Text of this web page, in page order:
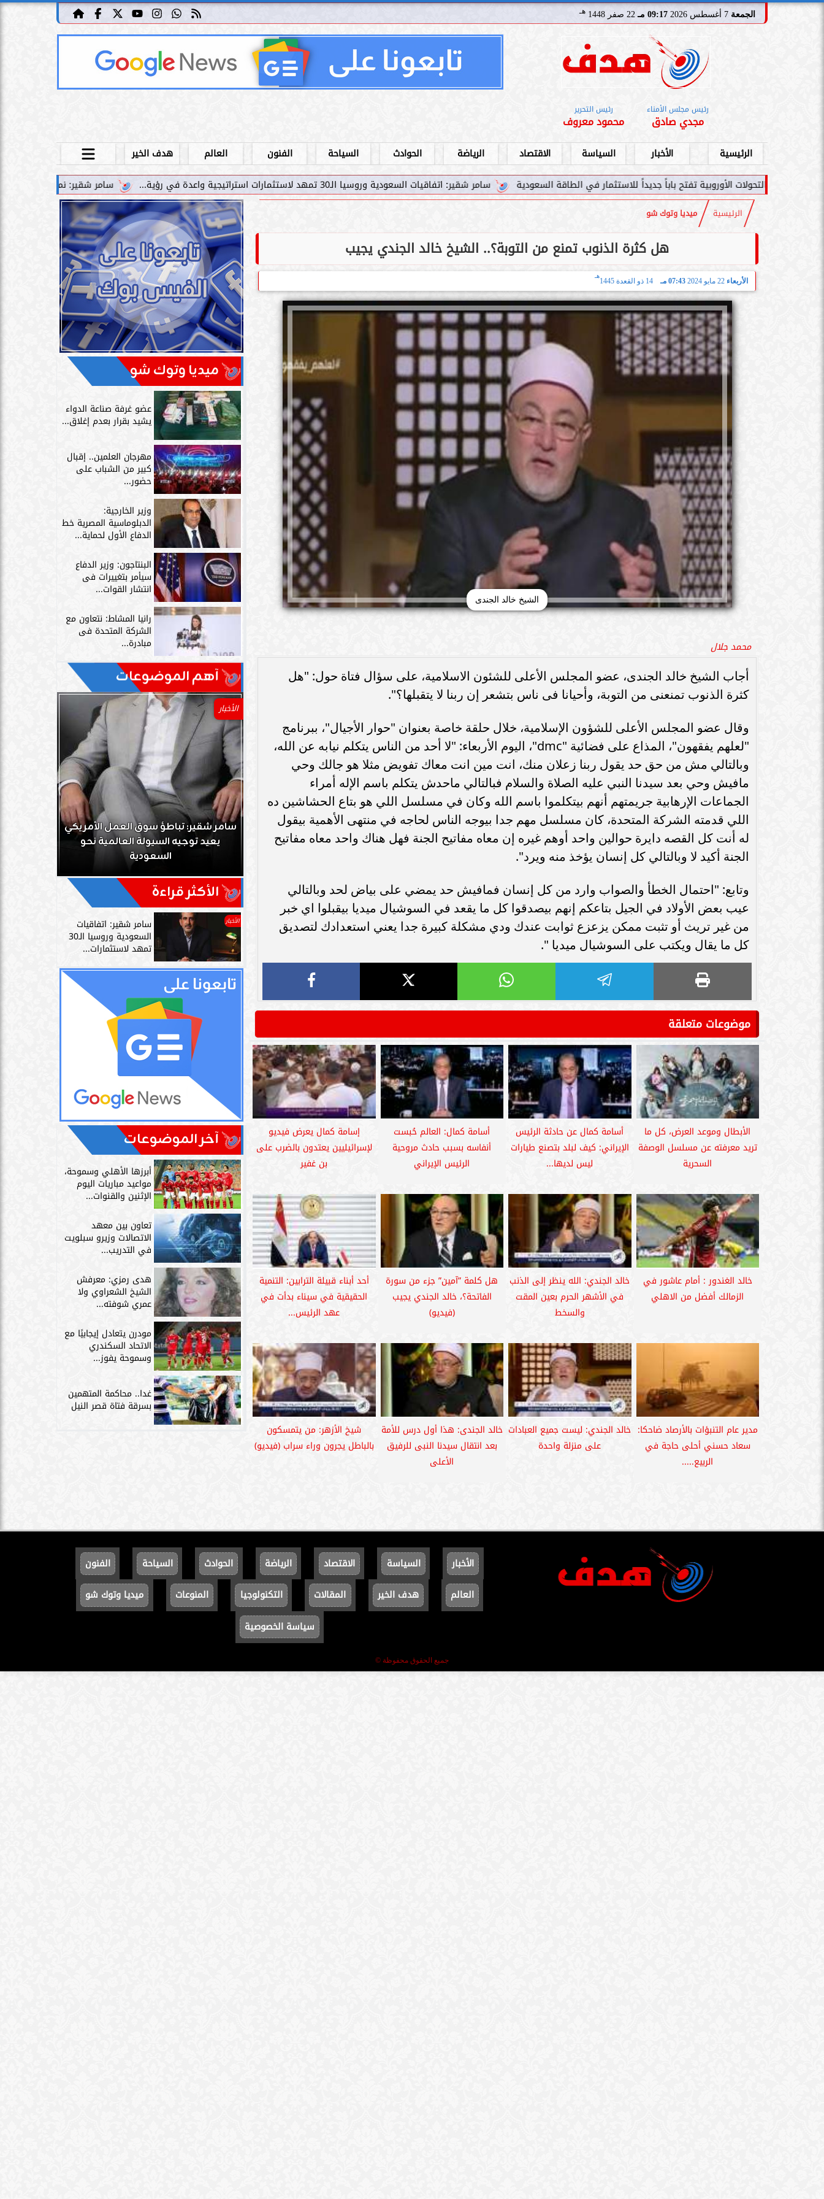
الجمعة 09:17 مـ 22 صفر 1448 هـ
رئيس مجلس الأمناء
مجدي صادق
رئيس التحرير
محمود معروف
الرئيسية الأخبار السياسة الاقتصاد الرياضة الحوادث السياحة الفنون العالم
هدف الخير
سامر شقير: نمو صناديق الاستثمار الخاصة دليل حي
سامر شقير: اتفاقيات السعودية وروسيا الـ30 تمهد لاستثمارات استراتيجية واعدة في رؤية... الأوروبية تفتح باباً جديداً للاستثمار في الطاقة السعودية
الرئيسية ميديا وتوك شو
هل كثرة الذنوب تمنع من التوبة؟.. الشيخ خالد الجندي يجيب
الأربعاء 22 مايو 2024 07:43 مـ 14 ذو القعدة 1445
هـ
الشيخ خالد الجندى
محمد جلال
أجاب الشيخ خالد الجندى، عضو المجلس الأعلى للشئون الاسلامية، على سؤال فتاة حول: "هل
كثرة الذنوب تمنعنى من التوبة، وأحيانا فى ناس بتشعر إن ربنا لا يتقبلها؟".
وقال عضو المجلس الأعلى للشؤون الإسلامية، خلال حلقة خاصة بعنوان "حوار الأجيال"، ببرنامج
"لعلهم يفقهون"، المذاع على فضائية "dmc"، اليوم الأربعاء: "لا أحد من الناس يتكلم نيابه عن الله،
وبالتالي مش من حق حد يقول ربنا زعلان منك، انت مين انت معاك تفويض مثلا هو جالك وحي
مافيش وحي بعد سيدنا النبي عليه الصلاة والسلام فبالتالي ماحدش يتكلم باسم الإله أمراء
الجماعات الإرهابية جريمتهم أنهم بيتكلموا باسم الله وكان في مسلسل اللي هو بتاع الحشاشين ده
اللي قدمته الشركة المتحدة، كان مسلسل مهم جدا بيوجه الناس لحاجه في منتهى الأهمية بيقول
له أنت كل القصه دايرة حوالين واحد أوهم غيره إن معاه مفاتيح الجنة فهل هناك واحد معاه مفاتيح
الجنة أكيد لا وبالتالي كل إنسان يؤخذ منه ويرد".
وتابع: "احتمال الخطأ والصواب وارد من كل إنسان فمافيش حد يمضي على بياض لحد وبالتالي
عيب بعض الأولاد في الجيل بتاعكم إنهم بيصدقوا كل ما يقعد في السوشيال ميديا بيقبلوا اي خبر
من غير تريث أو تثبت ممكن يزعزع ثوابت عندك ودي مشكلة كبيرة جدا يعني استعدادك لتصديق
كل ما يقال ويكتب على السوشيال ميديا ".
موضوعات متعلقة
الأبطال وموعد العرض، كل ما
تريد معرفته عن مسلسل الوصفة
السحرية
أسامة كمال عن حادثة الرئيس
الإيراني: كيف لبلد بتصنع طيارات
ليس لديها...
أسامة كمال: العالم حُبست
أنفاسه بسبب حادث مروحية
الرئيس الإيراني
إسامة كمال يعرض فيديو
لإسرائيليين يعتدون بالضرب على
بن غفير
خالد الغندور : أمام عاشور في
الزمالك أفضل من الاهلي
خالد الجندي: الله ينظر إلى الذنب
في الأشهر الحرم بعين المقت
والسخط
هل كلمة ”آمين” جزء من سورة
الفاتحة؟، خالد الجندي يجيب
(فيديو)
أحد أبناء قبيلة الترابين: التنمية
الحقيقية في سيناء بدأت في
عهد الرئيس...
مدير عام التنبؤات بالأرصاد ضاحكا:
سعاد حسني أحلى حاجة في
الربيع.....
خالد الجندي: ليست جميع العبادات
على منزلة واحدة
خالد الجندى: هذا أول درس للأمة
بعد انتقال سيدنا النبى للرفيق
الأعلى
شيخ الأزهر: من يتمسكون
بالباطل يجرون وراء سراب (فيديو)
ميديا وتوك شو
عضو غرفة صناعة الدواء
يشيد بقرار بعدم إغلاق...
مهرجان العلمين.. إقبال
كبير من الشباب على
حضور...
وزير الخارجية:
الدبلوماسية المصرية خط
الدفاع الأول لحماية...
البنتاجون: وزير الدفاع
سيأمر بتغييرات فى
انتشار القوات...
رانيا المشاط: نتعاون مع
الشركة المتحدة فى
مبادرة...
آهم الموضوعات
سامر شقير: اتفاقيات السعودية وروسيا
الـ30 تمهد لاستثمارات استراتيجية واعدة
في رؤية...
سامر شقير: التحولات الأوروبية تفتح باباً
جديداً للاستثمار في الطاقة السعودية
سامر شقير: ارتفاع استثمارات البنوك
السعودية يعكس متانة السيولة ويعزز
الأخبار
سامر شقير: تباطؤ سوق العمل الأمريكي
يعيد توجيه السيولة العالمية نحو
السعودية
الأكثر قراءة
الأخبار سامر شقير: اتفاقيات
السعودية وروسيا الـ30
تمهد لاستثمارات...
آخر الموضوعات
أبرزها الأهلي وسموحة،
مواعيد مباريات اليوم
الإثنين والقنوات...
تعاون بين معهد
الاتصالات وزيرو سبلويت
في التدريب...
هدى رمزي: معرفش
الشيخ الشعراوي ولا
عمري شوفته...
مودرن يتعادل إيجابيًا مع
الاتحاد السكندري
وسموحة يفوز...
غدا.. محاكمة المتهمين
بسرقة فتاة قصر النيل
الأخبار السياسة الاقتصاد الرياضة الحوادث السياحة
الفنون
العالم
هدف الخير المقالات التكنولوجيا المنوعات
ميديا وتوك شو
سياسة الخصوصية
جميع الحقوق محفوظة ©